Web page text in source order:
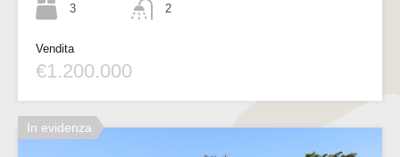
3
2
Vendita
€1.200.000
In evidenza